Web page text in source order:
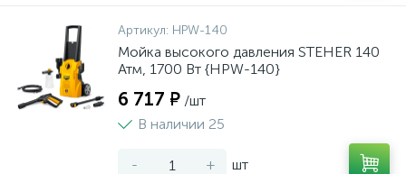
Артикул: HPW-140
Мойка высокого давления STEHER 140
Атм, 1700 Вт {HPW-140}
6 717 ₽ /шт
В наличии 25
- + шт